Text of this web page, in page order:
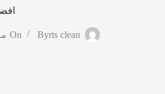
Byrts clean
On